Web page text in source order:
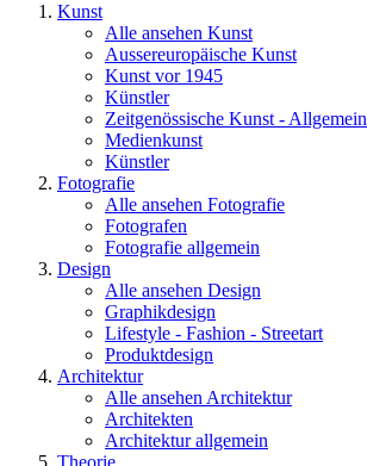
Kunst
Alle ansehen Kunst
Aussereuropäische Kunst
Kunst vor 1945
Künstler
Zeitgenössische Kunst - Allgemein
Medienkunst
Künstler
Fotografie
Alle ansehen Fotografie
Fotografen
Fotografie allgemein
Design
Alle ansehen Design
Graphikdesign
Lifestyle - Fashion - Streetart
Produktdesign
Architektur
Alle ansehen Architektur
Architekten
Architektur allgemein
Theorie